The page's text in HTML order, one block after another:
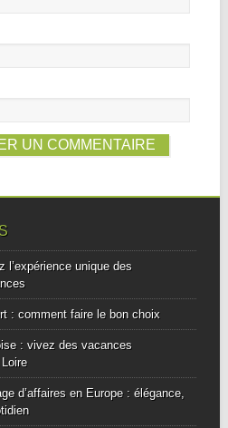
l’expérience unique des
: comment faire le bon choix
: vivez des vacances
d’affaires en Europe : élégance,